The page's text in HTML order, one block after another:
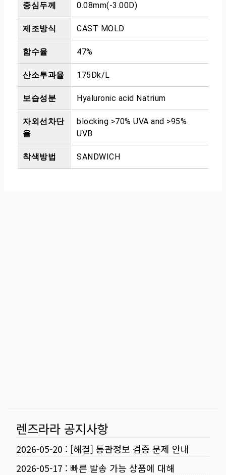
중심두께 0.08mm(-3.00D)
제조방식 CAST MOLD
함수율 47%
산소투과율 175Dk/L
보습성분 Hyaluronic acid Natrium
자외선차단
율
blocking >70% UVA and >95%
UVB
착색방법 SANDWICH
렌즈라라 공지사항
2026-05-20 : [해결] 통관정보 검증 문제 안내
2026-05-17 : 빠른 발송 가능 상품에 대해